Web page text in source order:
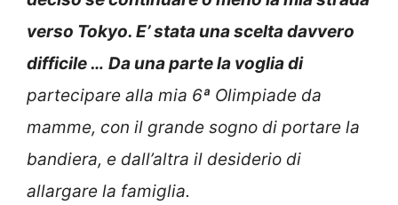
verso Tokyo. E’ stata una scelta davvero
difficile … Da una parte la voglia di
partecipare alla mia 6ª Olimpiade da
mamme, con il grande sogno di portare la
bandiera, e dall’altra il desiderio di
allargare la famiglia.